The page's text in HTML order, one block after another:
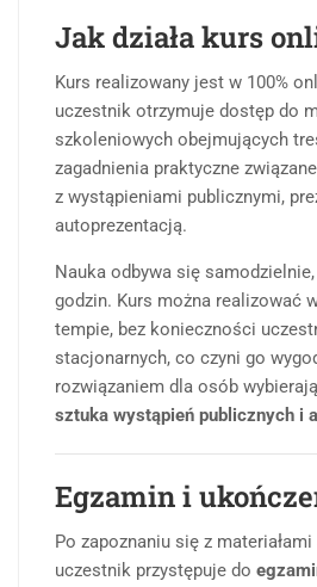
Jak działa kurs
Kurs realizowany jest w 100%
uczestnik otrzymuje dostęp do
szkoleniowych obejmujących
zagadnienia praktyczne związane
z wystąpieniami publicznymi,
autoprezentacją.
Nauka odbywa się
godzin. Kurs można realizować
tempie, bez konieczności
stacjonarnych, co czyni go
rozwiązaniem dla osób
sztuka wystąpień publicznych i
Egzamin i
Po zapoznaniu się z
uczestnik przystępuje do